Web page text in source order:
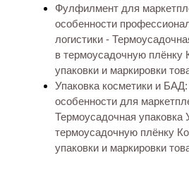
Фулфилмент для
особенности
логистики -
в термоусадочную плёнку
упаковки и маркировки
Упаковка косметики и БАД:
особенности для
Термоусадочная упаковка
термоусадочную плёнку
упаковки и маркировки